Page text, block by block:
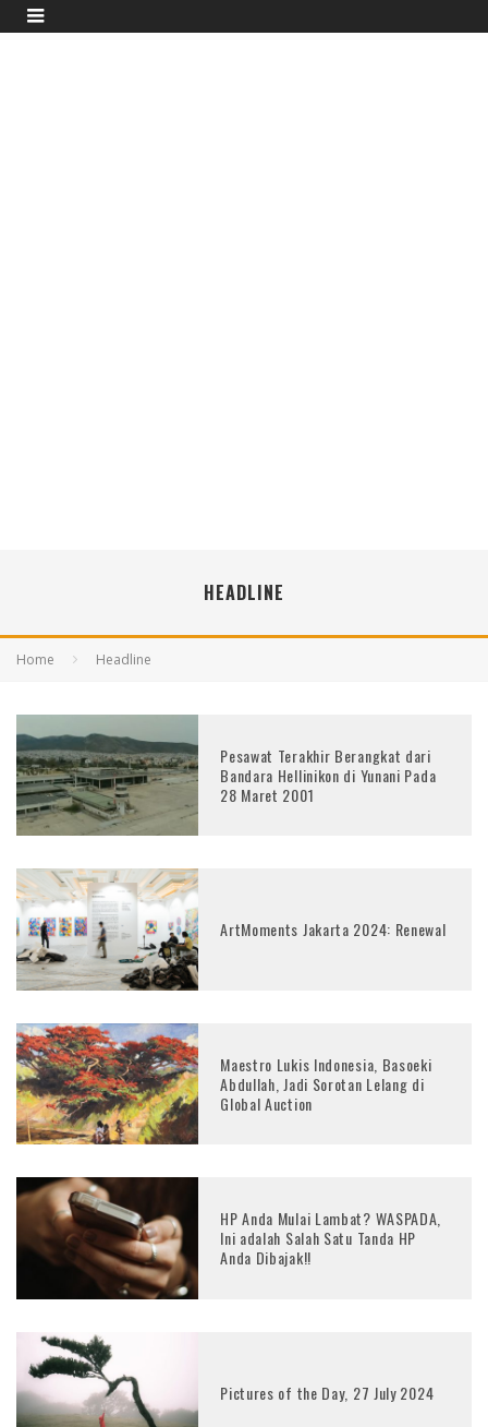
HEADLINE
Home Headline
Pesawat Terakhir Berangkat dari
Bandara Hellinikon di Yunani Pada
28 Maret 2001
ArtMoments Jakarta 2024: Renewal
Maestro Lukis Indonesia, Basoeki
Abdullah, Jadi Sorotan Lelang di
Global Auction
HP Anda Mulai Lambat? WASPADA,
Ini adalah Salah Satu Tanda HP
Anda Dibajak!!
Pictures of the Day, 27 July 2024